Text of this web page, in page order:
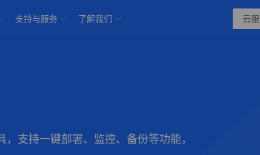
支持与服务
了解我们
支持一键部署、监控、备份等功能，